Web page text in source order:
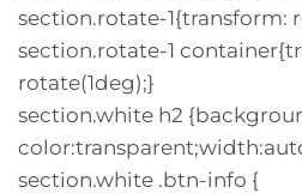
section.rotate-1{transform:
section.rotate-1
rotate(1deg);}
section.white h2
section.white .btn-info {